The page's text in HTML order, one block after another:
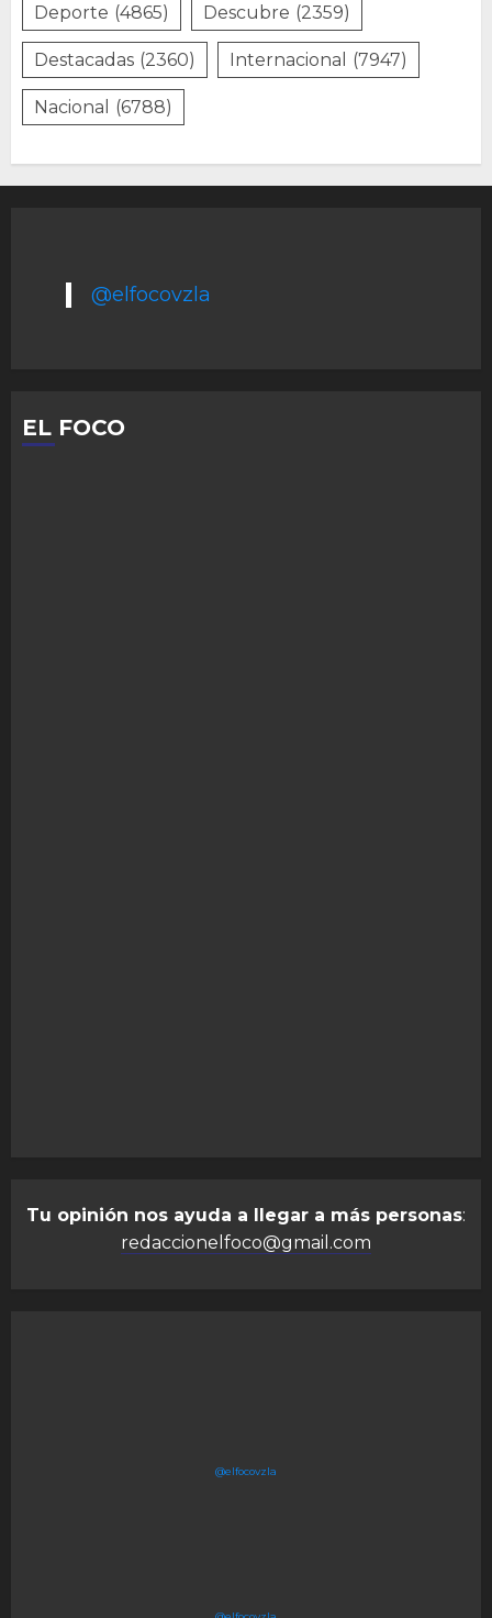
Deporte (4865) Descubre (2359)
Destacadas (2360) Internacional (7947)
Nacional (6788)
@elfocovzla
EL FOCO
Tu opinión nos ayuda a llegar a más personas:
redaccionelfoco@gmail.com
@elfocovzla